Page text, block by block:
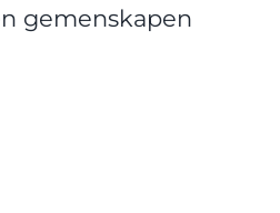
gemenskapen